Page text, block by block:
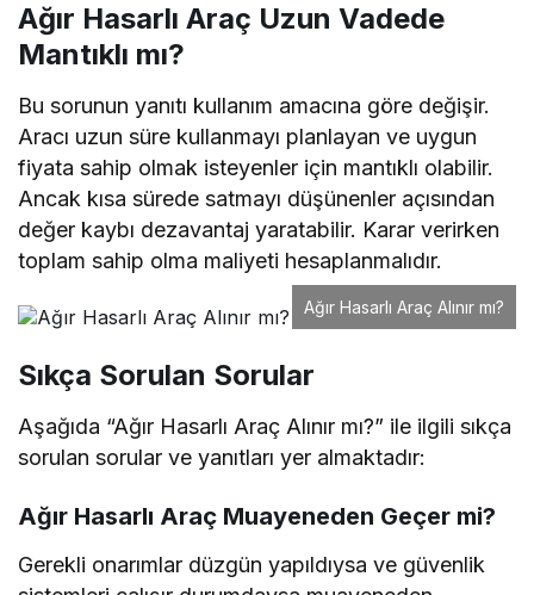
Ağır Hasarlı Araç Uzun Vadede
Mantıklı mı?
Bu sorunun yanıtı kullanım amacına göre değişir.
Aracı uzun süre kullanmayı planlayan ve uygun
fiyata sahip olmak isteyenler için mantıklı olabilir.
Ancak kısa sürede satmayı düşünenler açısından
değer kaybı dezavantaj yaratabilir. Karar verirken
toplam sahip olma maliyeti hesaplanmalıdır.
Ağır Hasarlı Araç Alınır mı?
Sıkça Sorulan Sorular
Aşağıda “Ağır Hasarlı Araç Alınır mı?” ile ilgili sıkça
sorulan sorular ve yanıtları yer almaktadır:
Ağır Hasarlı Araç Muayeneden Geçer mi?
Gerekli onarımlar düzgün yapıldıysa ve güvenlik